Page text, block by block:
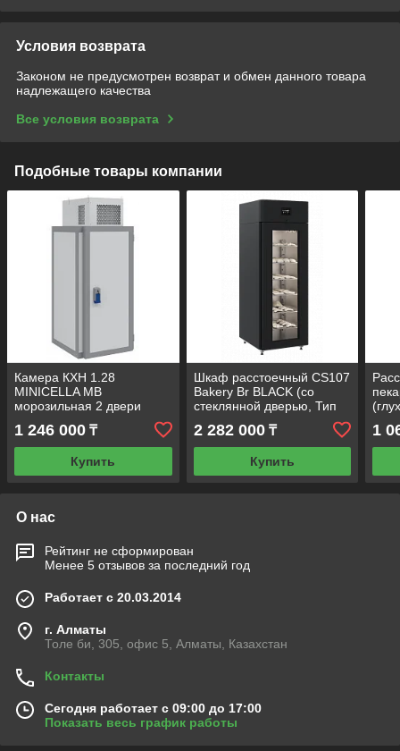
Условия возврата
Законом не предусмотрен возврат и обмен данного товара
надлежащего качества
Все условия возврата
Подобные товары компании
Камера КХН 1.28
MINICELLA MВ
морозильная 2 двери
1 246 000 ₸
Купить
Шкаф расстоечный CS107
Bakery Br BLАCK (со
стеклянной дверью, Тип
2 282 000₸
Купить
1
О нас
Рейтинг не сформирован
Менее 5 отзывов за последний год
Работает с 20.03.2014
г. Алматы
Толе би, 305, офис 5, Алматы, Казахстан
Контакты
Сегодня работает с 09:00 до 17:00
Показать весь график работы